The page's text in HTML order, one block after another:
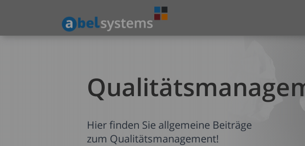
Hier finden Sie allgemeine Beiträge
zum Qualitätsmanagement!